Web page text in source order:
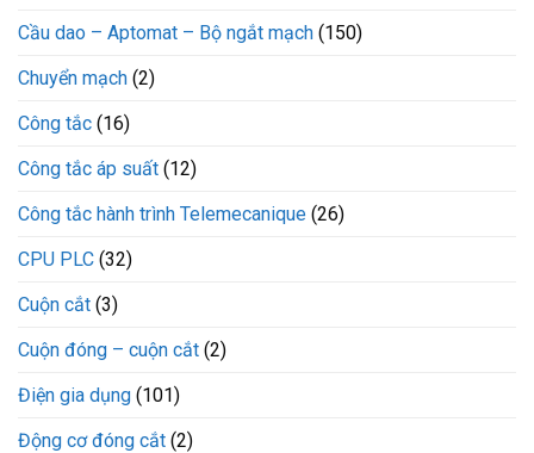
Cầu dao – Aptomat – Bộ ngắt mạch (150)
Chuyển mạch (2)
Công tắc (16)
Công tắc áp suất (12)
Công tắc hành trình Telemecanique (26)
CPU PLC (32)
Cuộn cắt (3)
Cuộn đóng – cuộn cắt (2)
Điện gia dụng (101)
Động cơ đóng cắt (2)